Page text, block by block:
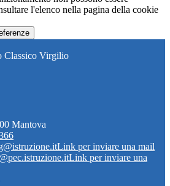
l'elenco nella pagina della cookie
Classico Virgilio
Mantova
Link per inviare una mail
Link per inviare una